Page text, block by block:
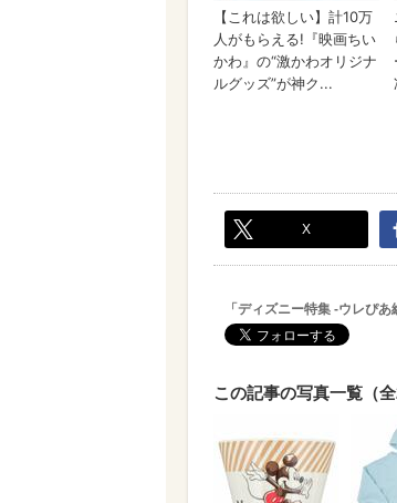
X
「ディズニー特集 -ウレぴ
この記事の写真一覧（全